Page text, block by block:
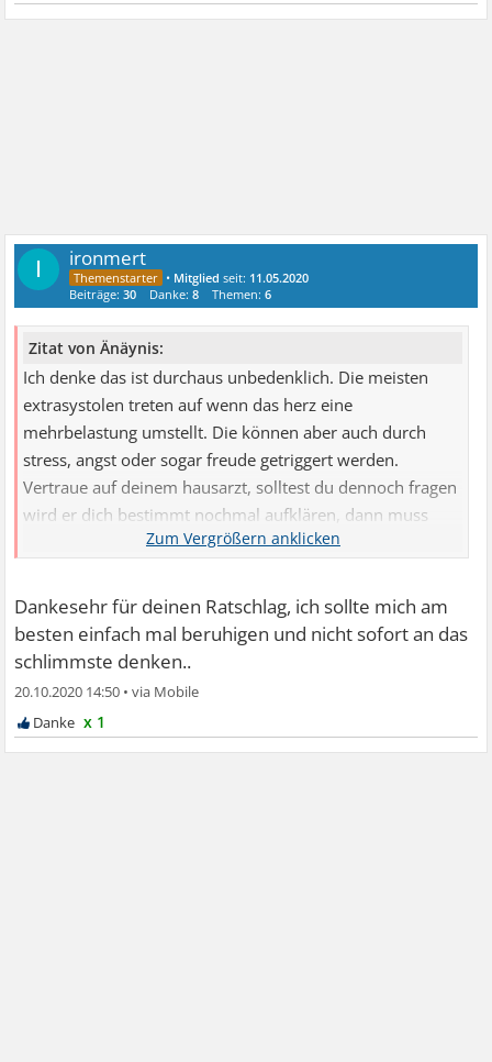
I ironmert
• Mitglied seit: 11.05.2020
Beiträge:30 Danke:8 Themen:6
Zitat von Änäynis:
Ich denke das ist durchaus unbedenklich. Die meisten
extrasystolen treten auf wenn das herz eine
mehrbelastung umstellt. Die können aber auch durch
stress, angst oder sogar freude getriggert werden.
Vertraue auf deinem hausarzt, solltest du dennoch fragen
wird er dich bestimmt nochmal aufklären, dann muss
aber das vertrauen da sein.
Dankesehr für deinen Ratschlag, ich sollte mich am
besten einfach mal beruhigen und nicht sofort an das
schlimmste denken..
20.10.2020 14:50 •
x 1